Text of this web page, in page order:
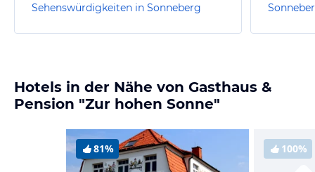
Sehenswürdigkeiten in Sonneberg
Hotels in der Nähe von Gasthaus &
Pension "Zur hohen Sonne"
81% 100%